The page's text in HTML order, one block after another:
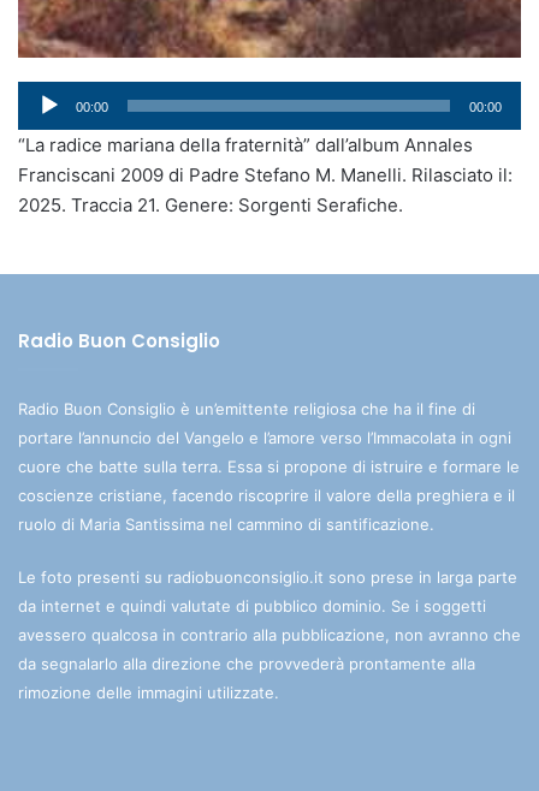
Audio
Player
00:00 00:00
“La radice mariana della fraternità” dall’album Annales
Franciscani 2009 di Padre Stefano M. Manelli. Rilasciato il:
2025. Traccia 21. Genere: Sorgenti Serafiche.
Radio Buon Consiglio
Radio Buon Consiglio è un’emittente religiosa che ha il fine di
portare l’annuncio del Vangelo e l’amore verso l’Immacolata in ogni
cuore che batte sulla terra. Essa si propone di istruire e formare le
coscienze cristiane, facendo riscoprire il valore della preghiera e il
ruolo di Maria Santissima nel cammino di santificazione.
Le foto presenti su radiobuonconsiglio.it sono prese in larga parte
da internet e quindi valutate di pubblico dominio. Se i soggetti
avessero qualcosa in contrario alla pubblicazione, non avranno che
da segnalarlo alla direzione che provvederà prontamente alla
rimozione delle immagini utilizzate.